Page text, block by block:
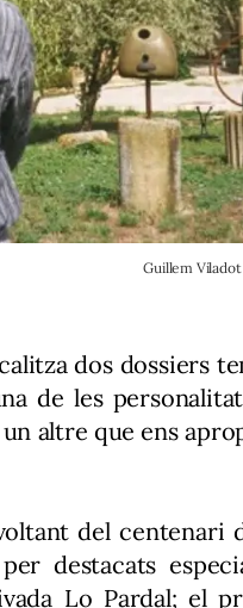
Guillem Viladot
dos dossiers
de les
altre que ens
del centenari
destacats
Lo Pardal; el